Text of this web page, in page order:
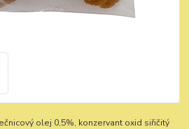
olej 0,5%, konzervant oxid siřičitý